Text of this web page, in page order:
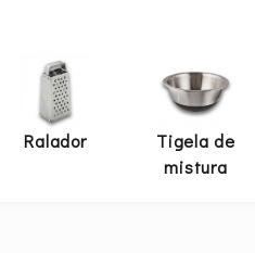
Ralador
Tigela de
mistura